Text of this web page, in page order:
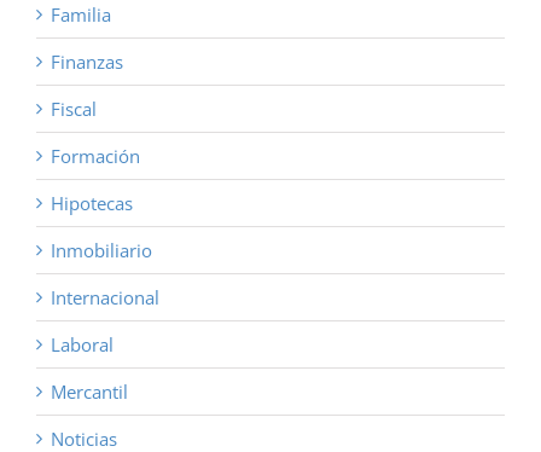
Familia
Finanzas
Fiscal
Formación
Hipotecas
Inmobiliario
Internacional
Laboral
Mercantil
Noticias